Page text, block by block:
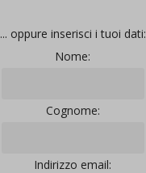
... oppure inserisci i tuoi dati:
Nome:
Cognome:
Indirizzo email: